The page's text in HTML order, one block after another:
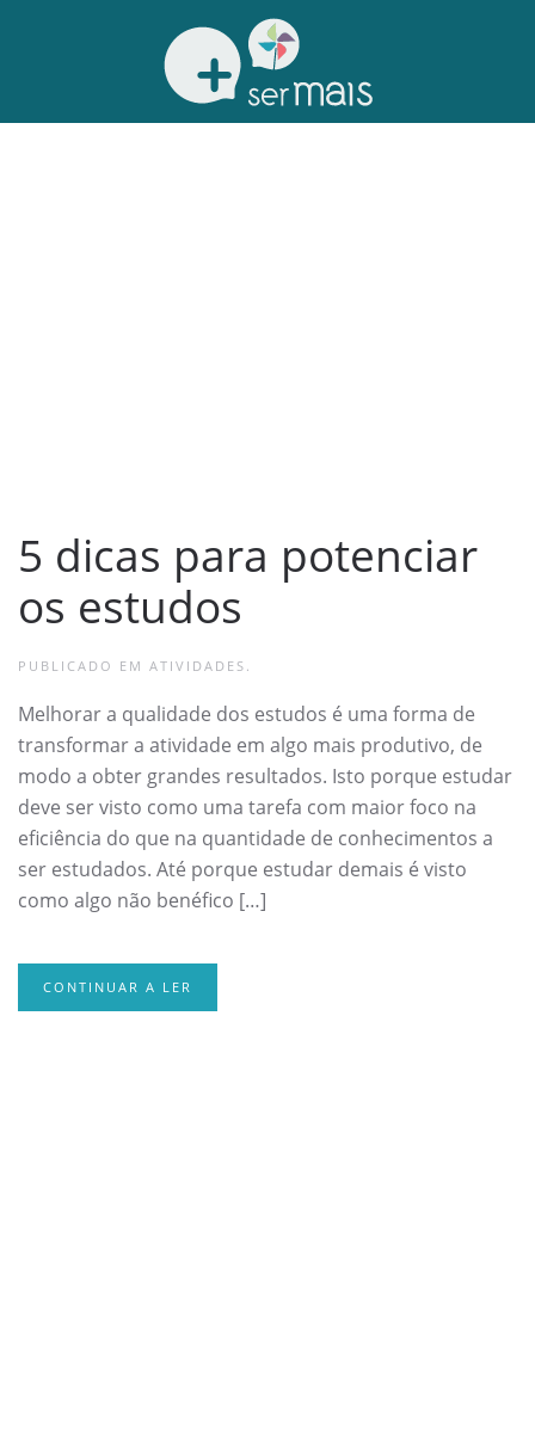
5 dicas para potenciar
os estudos
PUBLICADO EM ATIVIDADES .
Melhorar a qualidade dos estudos é uma forma de
transformar a atividade em algo mais produtivo, de
modo a obter grandes resultados. Isto porque estudar
deve ser visto como uma tarefa com maior foco na
eficiência do que na quantidade de conhecimentos a
ser estudados. Até porque estudar demais é visto
como algo não benéfico […]
CONTINUAR A LER